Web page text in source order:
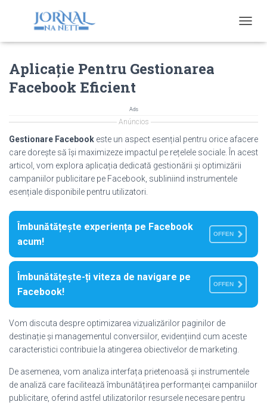
O
V
G
A
Aplicație Pentru Gestionarea
Facebook Eficient
Ads
Anúncios
Gestionare Facebook este un aspect esențial pentru orice afacere
care dorește să își maximizeze impactul pe rețelele sociale. În acest
articol, vom explora aplicația dedicată gestionării și optimizării
campaniilor publicitare pe Facebook, subliniind instrumentele
esențiale disponibile pentru utilizatori.
Îmbunătățește experiența pe Facebook
acum!
OFFEN
Îmbunătățește-ți viteza de navigare pe
Facebook!
OFFEN
Vom discuta despre optimizarea vizualizărilor paginilor de
destinație și managementul conversiilor, evidențiind cum aceste
caracteristici contribuie la atingerea obiectivelor de marketing.
De asemenea, vom analiza interfața prietenoasă și instrumentele
de analiză care facilitează îmbunătățirea performanței campaniilor
publicitare, oferind astfel utilizatorilor resursele necesare pentru